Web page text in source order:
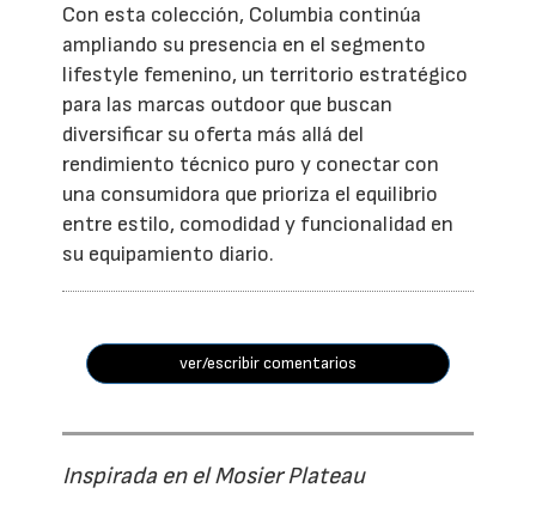
Con esta colección, Columbia continúa
ampliando su presencia en el segmento
lifestyle femenino, un territorio estratégico
para las marcas outdoor que buscan
diversificar su oferta más allá del
rendimiento técnico puro y conectar con
una consumidora que prioriza el equilibrio
entre estilo, comodidad y funcionalidad en
su equipamiento diario.
ver/escribir comentarios
Inspirada en el Mosier Plateau